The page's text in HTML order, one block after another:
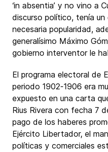
‘in absentia’ y no vino a
discurso político, tenía
necesaria popularidad,
generalísimo Máximo
gobierno interventor le
El programa electoral de
periodo 1902-1906 era
expuesto en una carta
Rius Rivera con fecha 7
pago de los haberes
Ejército Libertador, el
políticas y comerciales